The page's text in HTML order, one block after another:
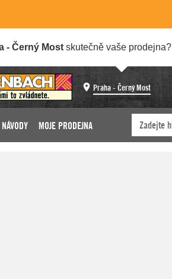
- Černý Most skutečně vaše prodejna?
Praha - Černý Most
NÁVODY MOJE PRODEJNA